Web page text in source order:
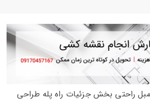
مبل راحتی بخش جزئیات راه پله طراحی